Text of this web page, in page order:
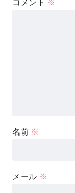
コメント ※
名前 ※
メール ※